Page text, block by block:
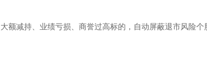
额减持、业绩亏损、商誉过高标的，自动屏蔽退市风险个